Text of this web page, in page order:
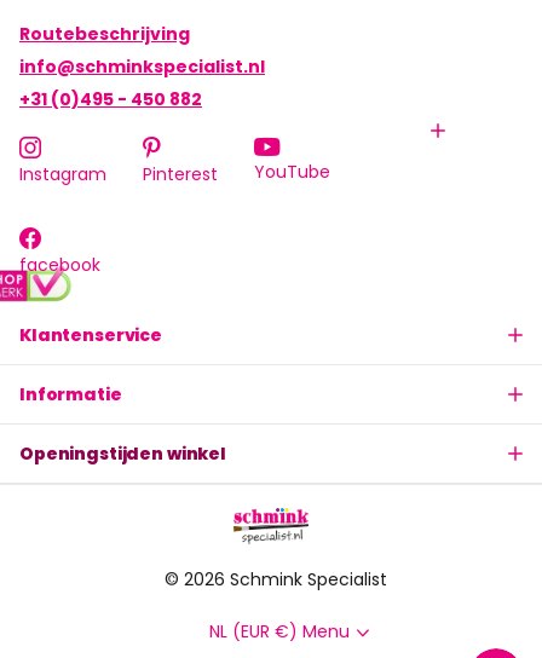
Klantenservice
Informatie
Openingstijden winkel
Routebeschrijving
info@schminkspecialist.nl
+31 (0)495 - 450 882
Instagram Pinterest YouTube
facebook
© 2026 Schmink Specialist
NL (EUR €) Menu